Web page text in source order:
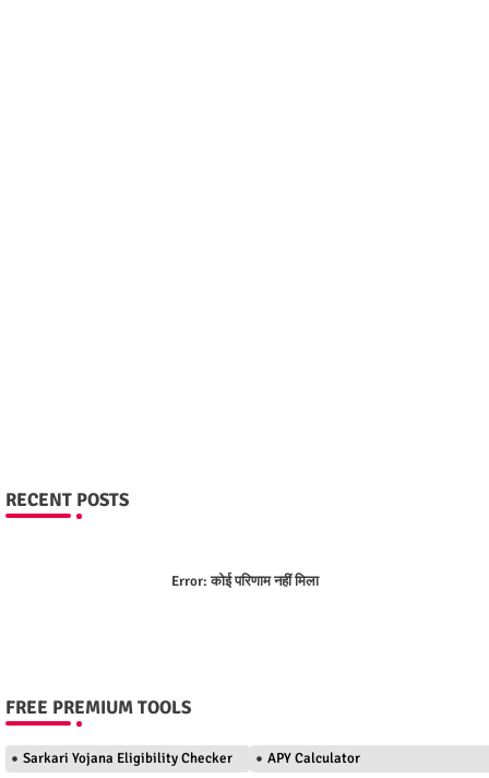
RECENT POSTS
Error:कोई परिणाम नहीं मिला
FREE PREMIUM TOOLS
Sarkari Yojana Eligibility Checker APY Calculator